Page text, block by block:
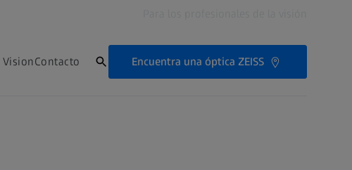
VisionContacto Encuentra una óptica ZEISS